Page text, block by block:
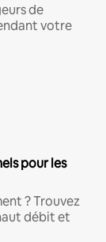
de
votre
pour les
? Trouvez
débit et